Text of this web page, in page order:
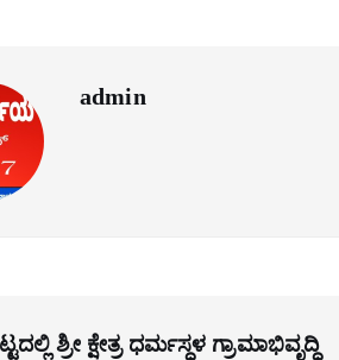
admin
ಶ್ರೀ ಕ್ಷೇತ್ರ ಧರ್ಮಸ್ಧಳ ಗ್ರಾಮಾಭಿವೃದ್ಧಿ